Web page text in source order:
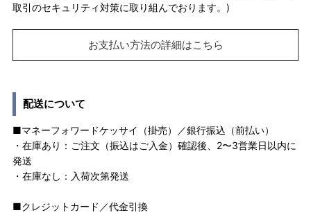
取引のセキュリティ対策に取り組んでおります。)
お支払い方法の詳細はこちら
配送について
■マネーフォワードケッサイ（掛売）／銀行振込（前払い）
・在庫あり：ご注文（振込はご入金）確認後、2〜3営業日以内に
発送
・在庫なし：入荷次第発送
■クレジットカード／代金引換